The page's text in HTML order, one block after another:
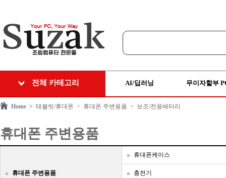
전체 카테고리 AI/딥러닝 무이자할부
Home > 태블릿/휴대폰 > 휴대폰 주변용품 > 보조/전용배터리
휴대폰 주변용품
휴대폰 주변용품
휴대폰케이스
충전기